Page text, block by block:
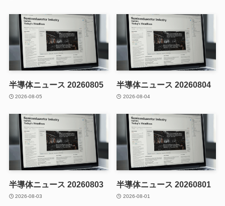
半導体ニュース 20260805
2026-08-05
半導体ニュース 20260804
2026-08-04
半導体ニュース 20260803
2026-08-03
半導体ニュース 20260801
2026-08-01